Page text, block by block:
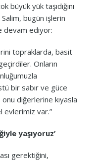
büyük yük taşıdığını
bugün işlerin
devam ediyor:
topraklarda, basit
Onların
bir sabır ve güce
diğerlerine kıyasla
evlerimiz var.”
yaşıyoruz’
gerektiğini,